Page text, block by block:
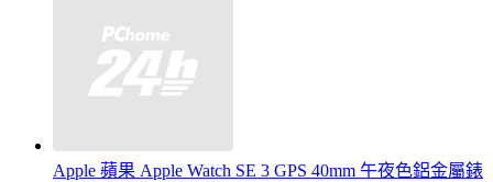
Apple 蘋果 Apple Watch SE 3 GPS 40mm 午夜色鋁金屬錶